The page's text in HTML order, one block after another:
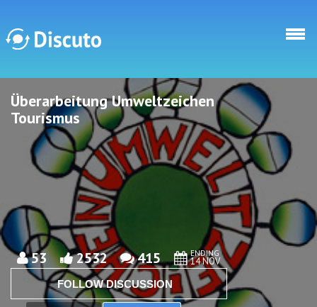
Discuto
Discuto
Überarbeitung Umweltzeichen
Tourismus
53 2532 415 ENDING
14 NOV
FOLLOW DISCUSSION